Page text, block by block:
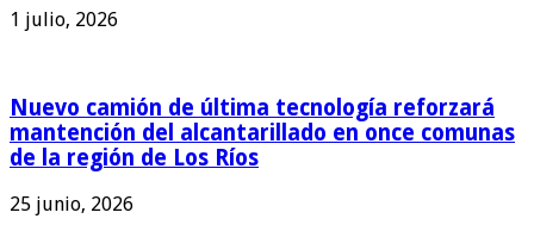
1 julio, 2026
Nuevo camión de última tecnología reforzará
mantención del alcantarillado en once comunas
de la región de Los Ríos
25 junio, 2026